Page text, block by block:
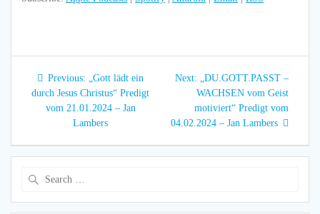
Beitragsnavigation
Previous:
Previous
post:
„Gott lädt ein
durch Jesus Christus“ Predigt
vom 21.01.2024 – Jan
Lambers
Next:
Next
post:
„DU.GOTT.PASST –
WACHSEN vom Geist
motiviert“ Predigt vom
04.02.2024 – Jan Lambers